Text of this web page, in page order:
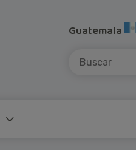
Guatemala